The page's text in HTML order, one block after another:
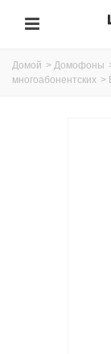
Домой > Домофоны
многоабонентских >